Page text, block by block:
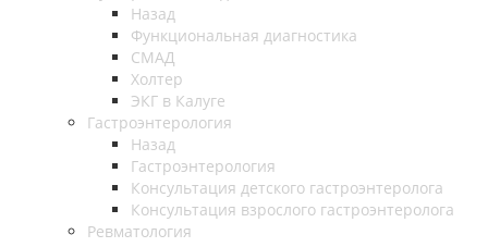
Назад
Функциональная диагностика
СМАД
Холтер
ЭКГ в Калуге
Гастроэнтерология
Назад
Гастроэнтерология
Консультация детского гастроэнтеролога
Консультация взрослого гастроэнтеролога
Ревматология